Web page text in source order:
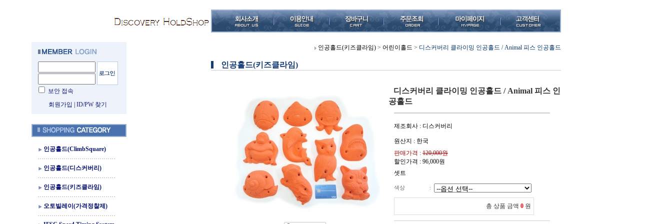
보안 접속
회원가입
ID/PW 찾기
인공홀드(ClimbSquare)
인공홀드(디스커버리)
인공홀드(키즈클라임)
오토빌레이(가격정찰제)
인공홀드(키즈클라임) > 어린이홀드 > 디스커버리 클라이밍 인공홀드 / Animal 피스 인공홀드
인공홀드(키즈클라임)
디스커버리 클라이밍 인공홀드 / Animal 피스 인
공홀드
제조회사 : 디스커버리
원산지 : 한국
판매가격 : 120,000원
할인가격 : 96,000원
셋트
색상 :
총 상품 금액 0 원